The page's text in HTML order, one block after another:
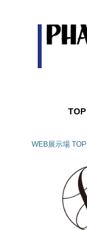
TOP
WEB展示場 TOP